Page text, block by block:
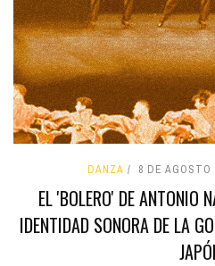
DANZA 8 DE AGOSTO
EL 'BOLERO' DE ANTONIO
IDENTIDAD SONORA DE LA